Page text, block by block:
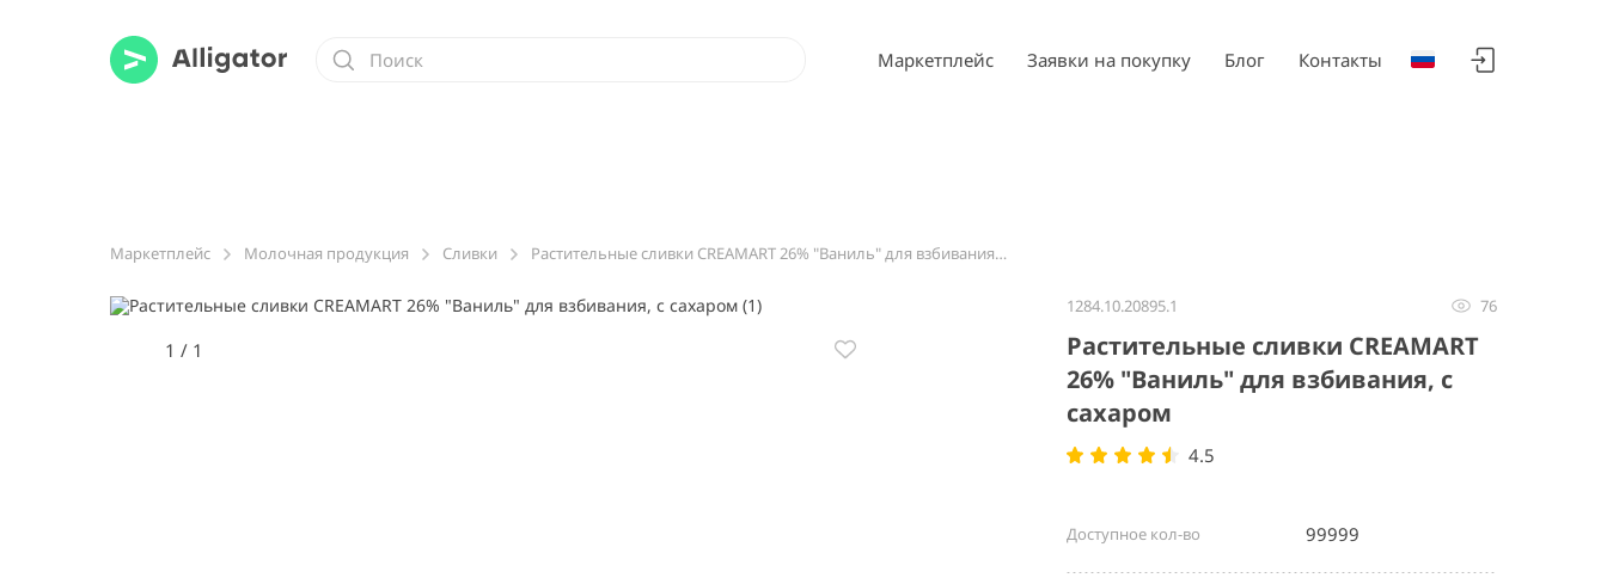
Маркетплейс Заявки на покупку Блог Контакты
Маркетплейс Молочная продукция Сливки Растительные сливки CREAMART 26% "Ваниль" для взбивания, с сахаром
1 / 1
1284.10.20895.1 76
Растительные сливки CREAMART
26% "Ваниль" для взбивания, с
сахаром
4.5
Доступное кол-во 99999